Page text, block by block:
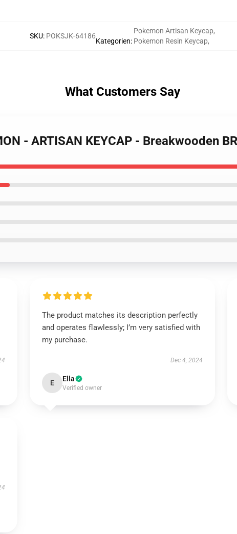
SKU: POKSJK-64186
Kategorien:
Pokemon Artisan Keycap,
Pokemon Resin Keycap,
What Customers Say
- ARTISAN KEYCAP - Breakwooden
The product matches its description perfectly
and operates flawlessly; I’m very satisfied with
my purchase.
Dec 4, 2024
E Ella
Verified owner